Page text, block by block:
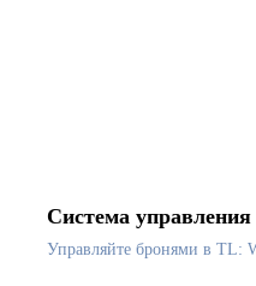
Система управления
Управляйте бронями в TL: